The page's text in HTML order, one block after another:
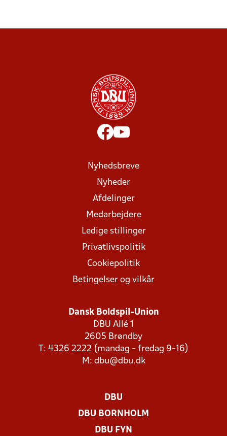
Nyhedsbreve
Nyheder
Afdelinger
Medarbejdere
Ledige stillinger
Privatlivspolitik
Cookiepolitik
Betingelser og vilkår
Dansk Boldspil-Union
DBU Allé 1
2605 Brøndby
T: 4326 2222 (mandag - fredag 9-16)
M: dbu@dbu.dk
DBU
DBU BORNHOLM
DBU FYN